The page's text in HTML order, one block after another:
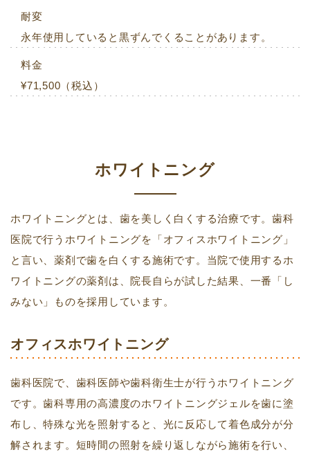
耐変
永年使用していると黒ずんでくることがあります。
料金
¥71,500（税込）
ホワイトニング
ホワイトニングとは、歯を美しく白くする治療です。 歯科
医院で行うホワイトニングを「オフィスホワイトニング」
と言い、薬剤で歯を白くする施術です。 当院で使用するホ
ワイトニングの薬剤は、院長自らが試した結果、一番「し
みない」ものを採用しています。
オフィスホワイトニング
歯科医院で、歯科医師や歯科衛生士が行うホワイトニング
です。歯科専用の高濃度のホワイトニングジェルを歯に塗
布し、特殊な光を照射すると、光に反応して着色成分が分
解されます。短時間の照射を繰り返しながら施術を行い、